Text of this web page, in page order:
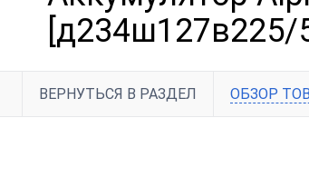
[д234ш127в225/
ВЕРНУТЬСЯ В РАЗДЕЛ ОБЗОР